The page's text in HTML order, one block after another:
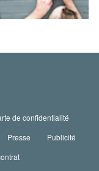
de confidentialité
Presse
Publicité